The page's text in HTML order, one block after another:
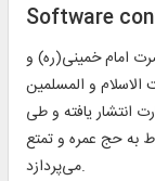
Software
امام خمینی(ره) و
و المسلمین
انتشار یافته و طی
به حج عمره و تمتع
می‌پردازد.